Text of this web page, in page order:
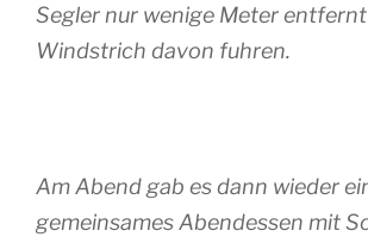
Segler nur wenige Meter
Windstrich davon fuhren.
Am Abend gab es dann wieder
gemeinsames Abendessen mit